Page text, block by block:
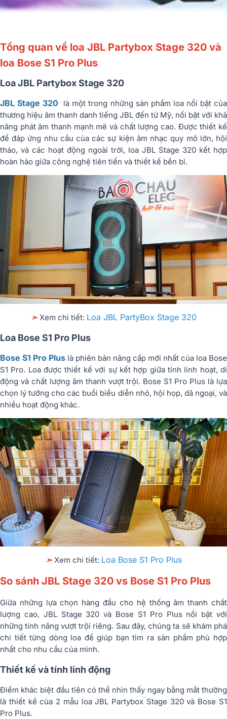
Tổng quan về loa JBL Partybox Stage 320 và
loa Bose S1 Pro Plus
Loa JBL Partybox Stage 320
JBL Stage 320
là một trong những sản phẩm loa nổi bật của
thương hiệu âm thanh danh tiếng JBL đến từ Mỹ, nổi bật với khả
năng phát âm thanh mạnh mẽ và chất lượng cao. Được thiết kế
để đáp ứng nhu cầu của các sự kiện âm nhạc quy mô lớn, hội
thảo, và các hoạt động ngoài trời, loa JBL Stage 320 kết hợp
hoàn hảo giữa công nghệ tiên tiến và thiết kế bền bỉ.
➣ Xem chi tiết: Loa JBL PartyBox Stage 320
Loa Bose S1 Pro Plus
Bose S1 Pro Plus là phiên bản nâng cấp mới nhất của loa Bose
S1 Pro. Loa được thiết kế với sự kết hợp giữa tính linh hoạt, di
động và chất lượng âm thanh vượt trội. Bose S1 Pro Plus là lựa
chọn lý tưởng cho các buổi biểu diễn nhỏ, hội họp, dã ngoại, và
nhiều hoạt động khác.
➣ Xem chi tiết: Loa Bose S1 Pro Plus
So sánh JBL Stage 320 vs Bose S1 Pro Plus
Giữa những lựa chọn hàng đầu cho hệ thống âm thanh chất
lượng cao, JBL Stage 320 và Bose S1 Pro Plus nổi bật với
những tính năng vượt trội riêng. Sau đây, chúng ta sẽ khám phá
chi tiết từng dòng loa để giúp bạn tìm ra sản phẩm phù hợp
nhất cho nhu cầu của mình.
Thiết kế và tính linh động
Điểm khác biệt đầu tiên có thể nhìn thấy ngay bằng mắt thường
là thiết kế của 2 mẫu loa JBL Partybox Stage 320 và Bose S1
Pro Plus.